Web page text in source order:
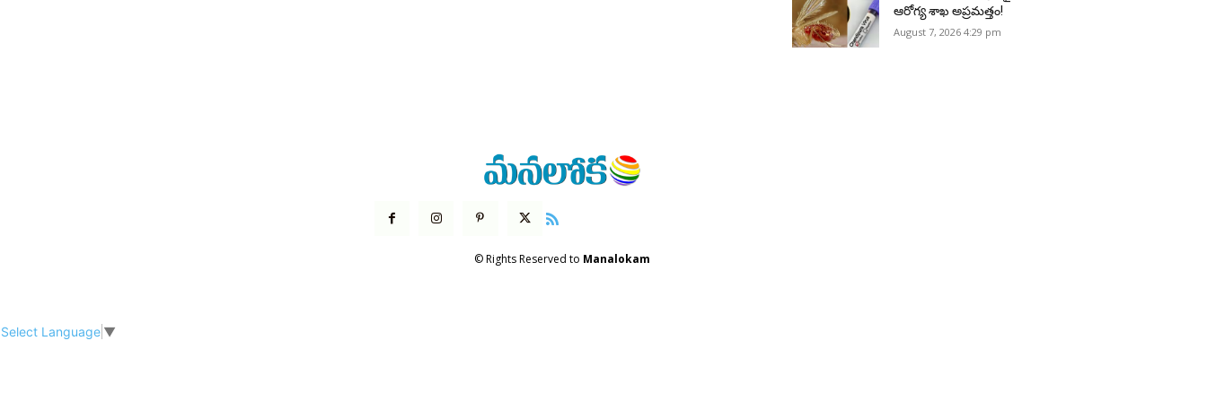
ఆరోగ్య శాఖ అప్రమత్తం!
August 7, 2026 4:29 pm
© Rights Reserved to Manalokam
Select Language ▼